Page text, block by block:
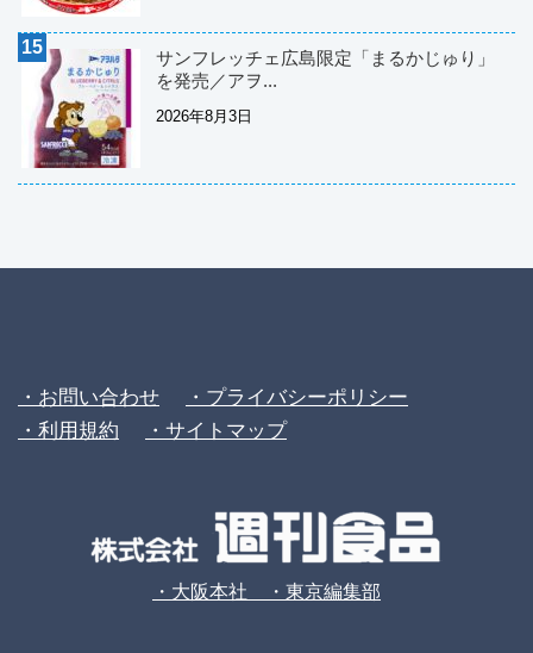
サンフレッチェ広島限定「まるかじゅり」
を発売／アヲ...
2026年8月3日
・お問い合わせ
・プライバシーポリシー
・利用規約
・サイトマップ
・大阪本社 ・東京編集部